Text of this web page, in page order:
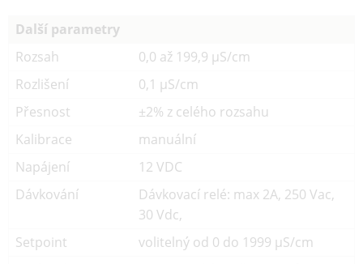
Další parametry
Rozsah
0,0 až 199,9 µS/cm
Rozlišení
0,1 µS/cm
Přesnost
±2% z celého rozsahu
Kalibrace
manuální
Napájení
12 VDC
Dávkování
Dávkovací relé: max 2A, 250 Vac,
30 Vdc,
Setpoint
volitelný od 0 do 1999 µS/cm